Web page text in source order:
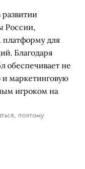
России,
платформу для
Благодаря
обеспечивает не
и маркетинговую
игроком на
поэтому